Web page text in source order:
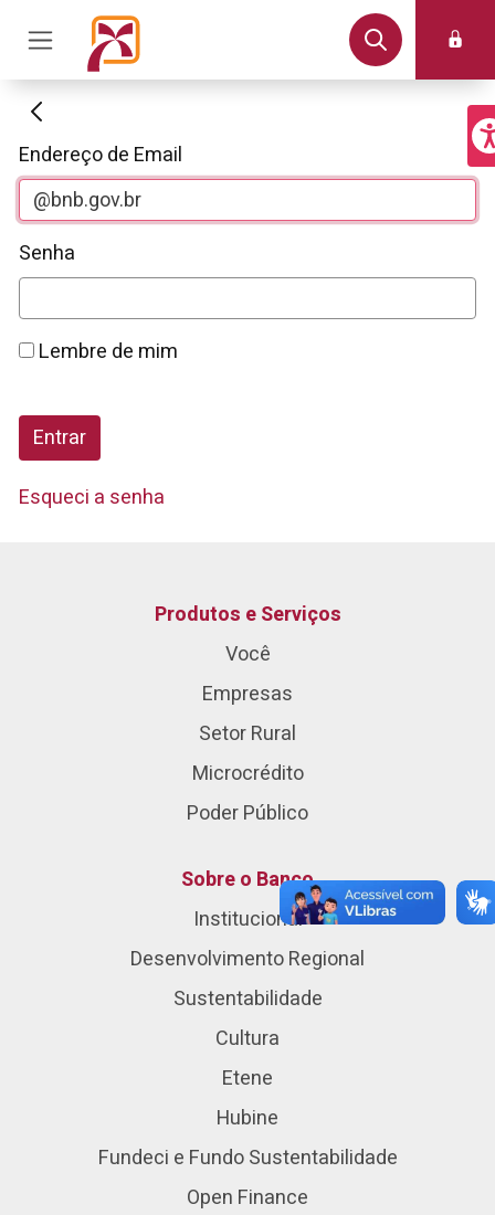
Autenticação
Endereço de Email
Senha
Lembre de mim
Entrar
Esqueci a senha
Produtos e Serviços
Você
Empresas
Setor Rural
Microcrédito
Poder Público
Sobre o Banco
Institucional
Desenvolvimento Regional
Sustentabilidade
Cultura
Etene
Hubine
Fundeci e Fundo Sustentabilidade
Open Finance